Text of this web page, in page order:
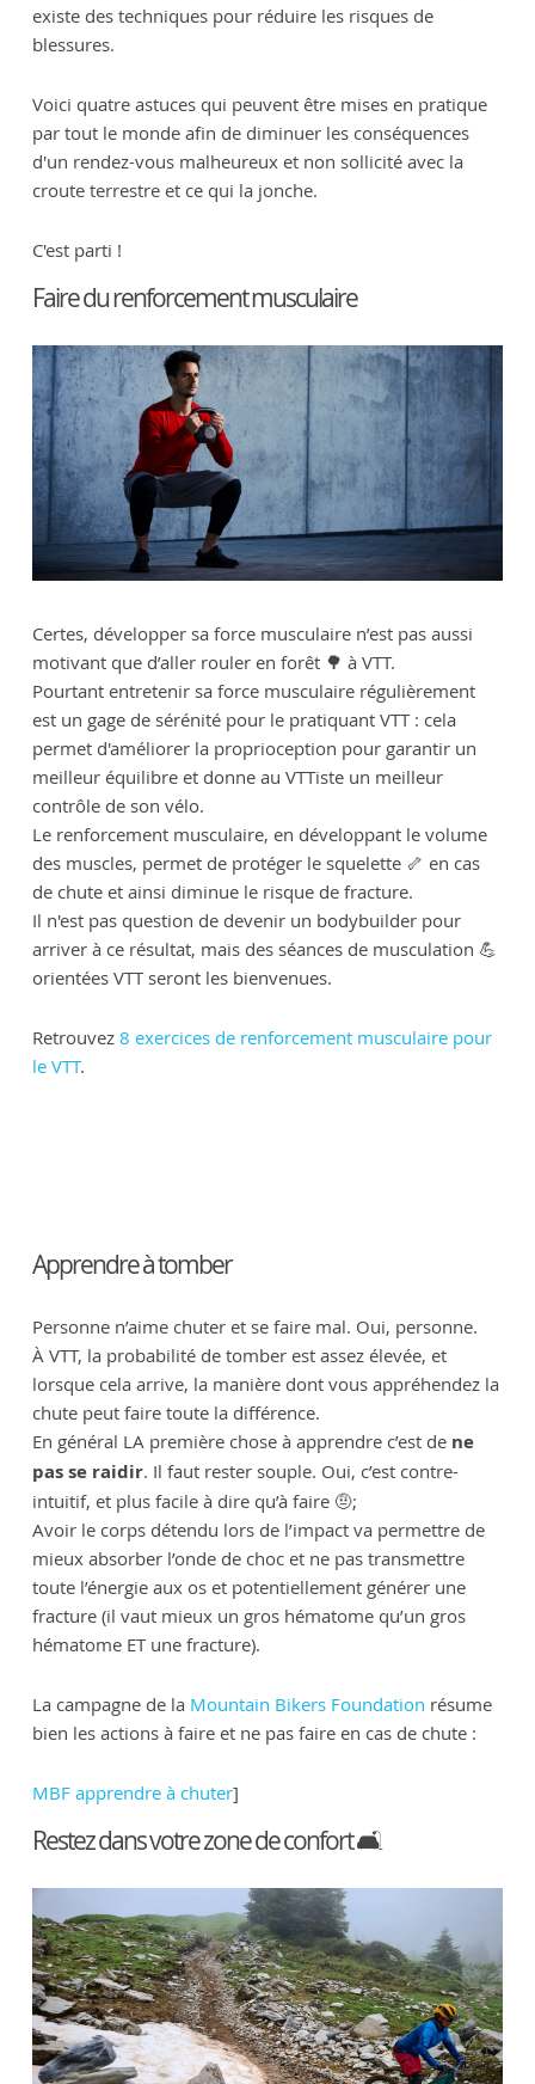
existe des techniques pour réduire les risques de
blessures.
Voici quatre astuces qui peuvent être mises en pratique
par tout le monde afin de diminuer les conséquences
d'un rendez-vous malheureux et non sollicité avec la
croute terrestre et ce qui la jonche.
C'est parti !
Faire du renforcement musculaire
Certes, développer sa force musculaire n’est pas aussi
motivant que d’aller rouler en forêt 🌳 à VTT.
Pourtant entretenir sa force musculaire régulièrement
est un gage de sérénité pour le pratiquant VTT : cela
permet d'améliorer la proprioception pour garantir un
meilleur équilibre et donne au VTTiste un meilleur
contrôle de son vélo.
Le renforcement musculaire, en développant le volume
des muscles, permet de protéger le squelette 🦴 en cas
de chute et ainsi diminue le risque de fracture.
Il n'est pas question de devenir un bodybuilder pour
arriver à ce résultat, mais des séances de musculation 💪
orientées VTT seront les bienvenues.
Retrouvez 8 exercices de renforcement musculaire pour
le VTT.
Apprendre à tomber
Personne n’aime chuter et se faire mal. Oui, personne.
À VTT, la probabilité de tomber est assez élevée, et
lorsque cela arrive, la manière dont vous appréhendez la
chute peut faire toute la différence.
En général LA première chose à apprendre c’est de ne
pas se raidir. Il faut rester souple. Oui, c’est contre-
intuitif, et plus facile à dire qu’à faire 🤨;
Avoir le corps détendu lors de l’impact va permettre de
mieux absorber l’onde de choc et ne pas transmettre
toute l’énergie aux os et potentiellement générer une
fracture (il vaut mieux un gros hématome qu’un gros
hématome ET une fracture).
La campagne de la Mountain Bikers Foundation résume
bien les actions à faire et ne pas faire en cas de chute :
MBF apprendre à chuter]
Restez dans votre zone de confort 🛋️